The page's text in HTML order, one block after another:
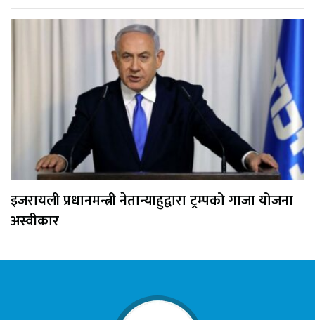
इजरायली प्रधानमन्त्री नेतान्याहुद्वारा ट्रम्पको गाजा योजना
अस्वीकार